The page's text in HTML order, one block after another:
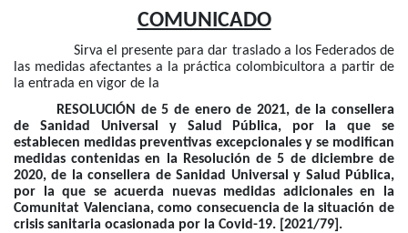
COMUNICADO
Sirva el presente para dar traslado a los Federados de
las medidas afectantes a la práctica colombicultora a partir de
la entrada en vigor de la
RESOLUCIÓN de 5 de enero de 2021, de la consellera
de Sanidad Universal y Salud Pública, por la que se
establecen medidas preventivas excepcionales y se modifican
medidas contenidas en la Resolución de 5 de diciembre de
2020, de la consellera de Sanidad Universal y Salud Pública,
por la que se acuerda nuevas medidas adicionales en la
Comunitat Valenciana, como consecuencia de la situación de
crisis sanitaria ocasionada por la Covid-19. [2021/79].